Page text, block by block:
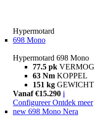
Hypermotard
698 Mono
Hypermotard 698 Mono
77.5 pk
63 Nm KOPPEL
151 kg GEWICHT
Vanaf €15.290 i
Configureer Ontdek meer
new 698 Mono Nera